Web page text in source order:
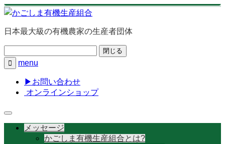
日本最大級の有機農家の生産者団体
閉じる

menu
▶お問い合わせ
オンラインショップ
メッセージ
かごしま有機生産組合とは?